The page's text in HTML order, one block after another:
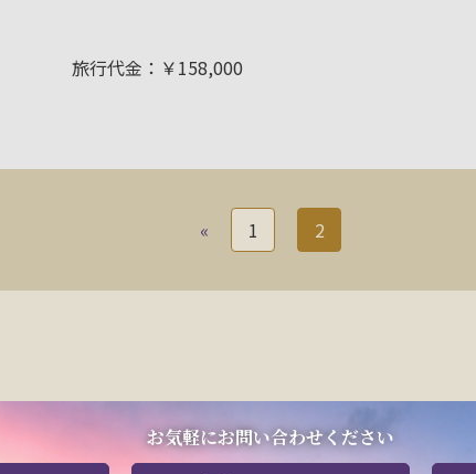
旅行代金：￥158,000
« 1 2
お気軽にお問い合わせください